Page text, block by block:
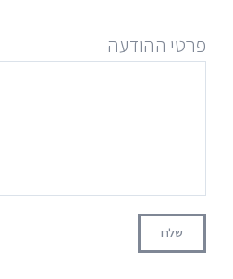
פרטי ההודעה